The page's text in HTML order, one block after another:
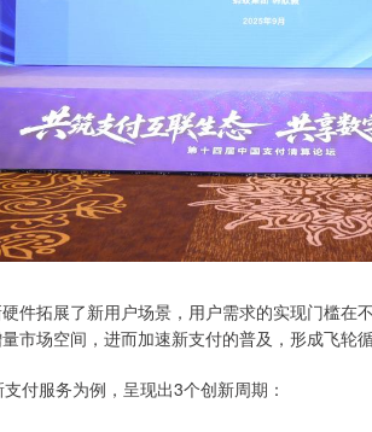
件拓展了新用户场景，用户需求的实现门槛在
市场空间，进而加速新支付的普及，形成飞轮循
付服务为例，呈现出3个创新周期：